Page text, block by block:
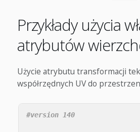
Przykłady użycia
atrybutów
Użycie atrybutu transformacji
współrzędnych UV do